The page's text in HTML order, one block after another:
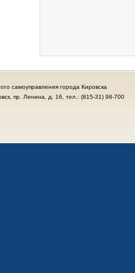
самоуправления города Кировска
пр. Ленина, д. 16, тел.: (815-31) 98-700